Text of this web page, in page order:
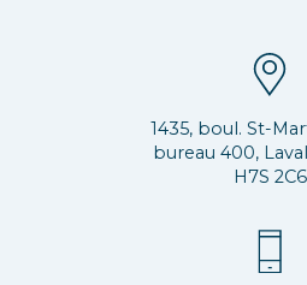
1435, boul. St-
bureau 400,
H7S 2C6